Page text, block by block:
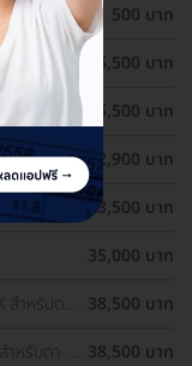
500 บาท
ำหรับตา
25,500 บาท
1 ข้าง
25,500 บาท
ตา ฟรี!
32,900 บาท
2 ข้าง
33,500 บาท
35,000 บาท
ำหรับตา
38,500 บาท
หรับตา 2
38,500 บาท